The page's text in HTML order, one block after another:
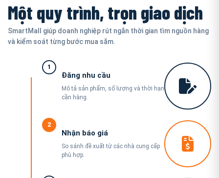
Một quy trình, trọn giao dịch
SmartMall giúp doanh nghiệp rút ngắn thời gian tìm nguồn hàng
và kiểm soát từng bước mua sắm.
1
Đăng nhu cầu
Mô tả sản phẩm, số lượng và thời hạn
cần hàng.
2
Nhận báo giá
So sánh đề xuất từ các nhà cung cấp
phù hợp.